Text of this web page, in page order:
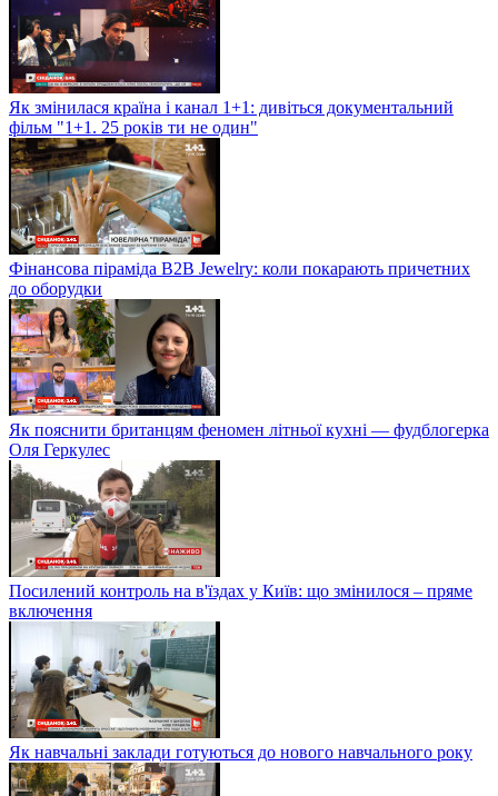
Як змінилася країна і канал 1+1: дивіться документальний
фільм "1+1. 25 років ти не один"
Фінансова піраміда B2B Jewelry: коли покарають причетних
до оборудки
Як пояснити британцям феномен літньої кухні — фудблогерка
Оля Геркулес
Посилений контроль на в'їздах у Київ: що змінилося – пряме
включення
Як навчальні заклади готуються до нового навчального року